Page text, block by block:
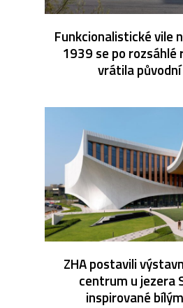
Funkcionalistické vile
1939 se po
vrátila
ZHA postavili
centrum u jezera
inspirované